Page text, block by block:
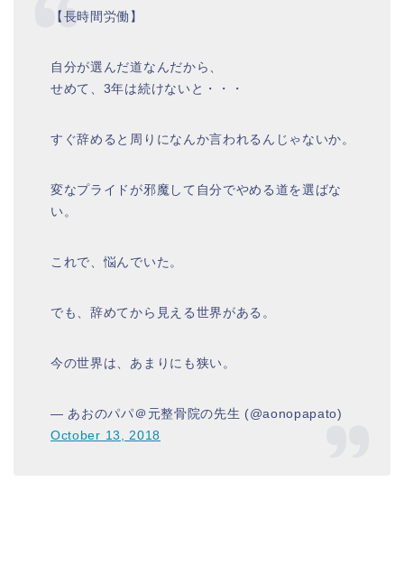
【長時間労働】
自分が選んだ道なんだから、
せめて、3年は続けないと・・・
すぐ辞めると周りになんか言われるんじゃないか。
変なプライドが邪魔して自分でやめる道を選ばな
い。
これで、悩んでいた。
でも、辞めてから見える世界がある。
今の世界は、あまりにも狭い。
— あおのパパ＠元整骨院の先生 (@aonopapato)
October 13, 2018